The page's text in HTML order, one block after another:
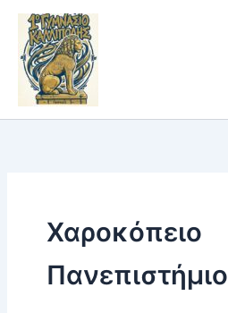
Skip
content
Χαροκόπειο
Πανεπιστήμιο